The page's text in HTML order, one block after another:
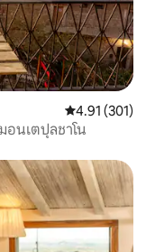
คะแนนเฉลี่ย
4.91 (301)
อนเตปุลชาโน